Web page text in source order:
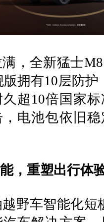
，全新猛士
版拥有10层防护
超 10倍国家
电池包依旧
，重塑出行体
野车智能化短